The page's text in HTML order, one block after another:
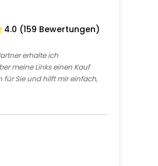
4.0 (159 Bewertungen)
erhalte ich
meine Links einen Kauf
für Sie und hilft mir einfach,